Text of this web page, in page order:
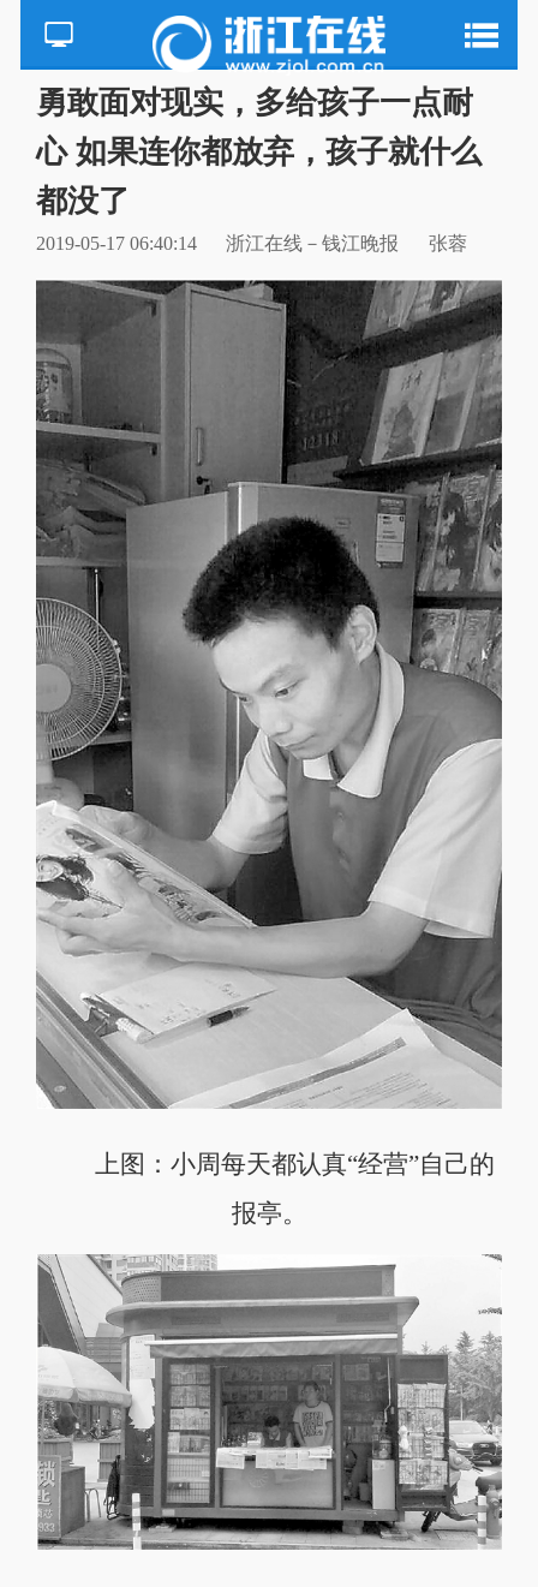
勇敢面对现实，多给孩子一点耐
心 如果连你都放弃，孩子就什么
都没了
2019-05-17 06:40:14 浙江在线－钱江晚报 张蓉
上图：小周每天都认真“经营”自己的
报亭。